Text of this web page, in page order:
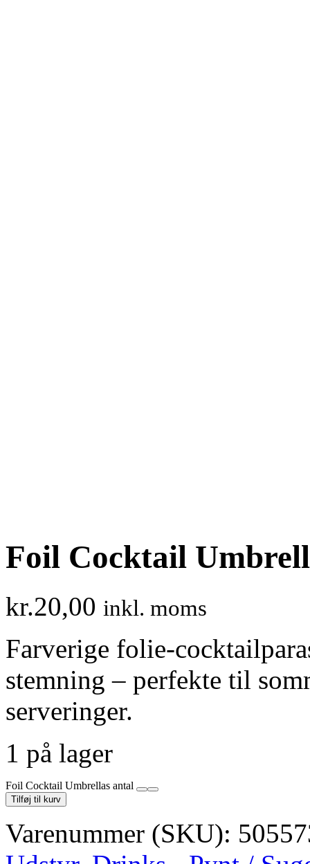
Foil Cocktail
kr.20,00 inkl. moms
Farverige folie-
stemning – perfekte til
serveringer.
1 på lager
Foil Cocktail Umbrellas antal
Tilføj til kurv
Varenummer (SKU):